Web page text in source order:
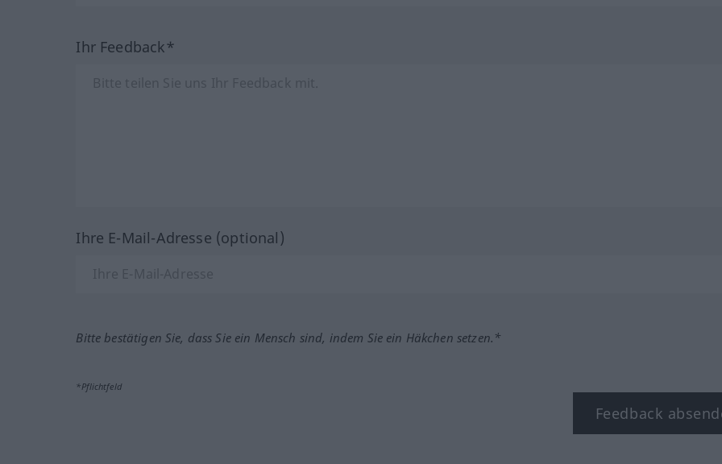
Ihr Feedback*
Ihre E-Mail-Adresse (optional)
Bitte bestätigen Sie, dass Sie ein Mensch sind, indem Sie ein Häkchen setzen.*
*Pflichtfeld
Feedback